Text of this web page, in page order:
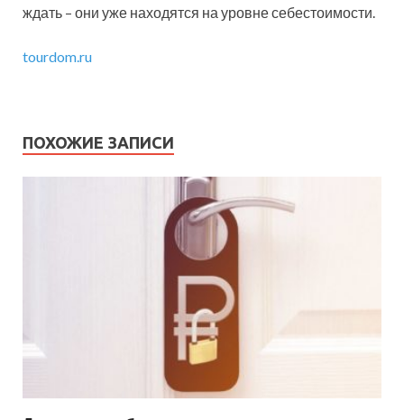
ждать – они уже находятся на уровне себестоимости.
tourdom.ru
ПОХОЖИЕ ЗАПИСИ